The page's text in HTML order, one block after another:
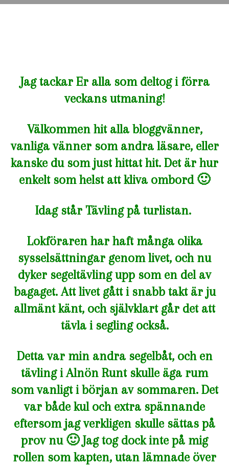
Jag tackar Er alla som deltog i förra
veckans utmaning!
Välkommen hit alla bloggvänner,
vanliga vänner som andra läsare, eller
kanske du som just hittat hit. Det är hur
enkelt som helst att kliva ombord 🙂
Idag står Tävling på turlistan.
Lokföraren har haft många olika
sysselsättningar genom livet, och nu
dyker segeltävling upp som en del av
bagaget. Att livet gått i snabb takt är ju
allmänt känt, och självklart går det att
tävla i segling också.
Detta var min andra segelbåt, och en
tävling i Alnön Runt skulle äga rum
som vanligt i början av sommaren. Det
var både kul och extra spännande
eftersom jag verkligen skulle sättas på
prov nu 🙂 Jag tog dock inte på mig
rollen som kapten, utan lämnade över